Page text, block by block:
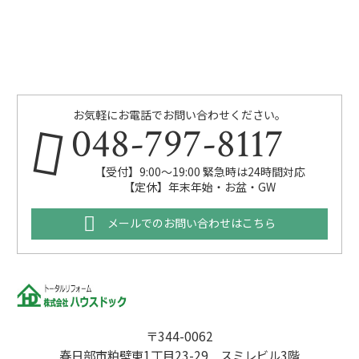
お気軽にお電話でお問い合わせください。
048-797-8117
【受付】9:00～19:00 緊急時は24時間対応
【定休】年末年始・お盆・GW
メールでのお問い合わせはこちら
〒344-0062
春日部市粕壁東1丁目23-29 スミレビル3階